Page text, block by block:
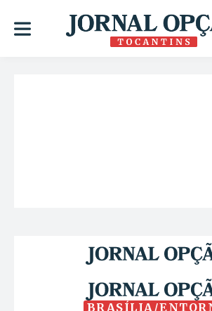
BRASÍLIA/